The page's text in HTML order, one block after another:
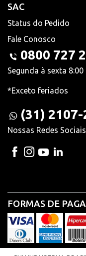
SAC
Status do Pedido
Fale Conosco
0800 727
Segunda à sexta 8:00
*Exceto feriados
(31) 2107-
Nossas Redes Sociais
FORMAS DE